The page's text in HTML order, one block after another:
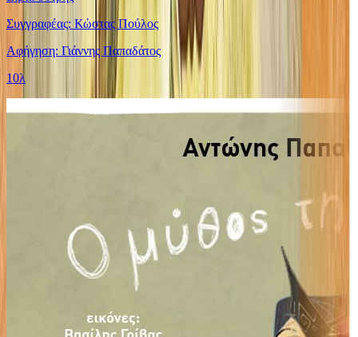
Συγγραφέας: Κώστας Πούλος
Αφήγηση: Γιάννης Παπαδάτος
10λ